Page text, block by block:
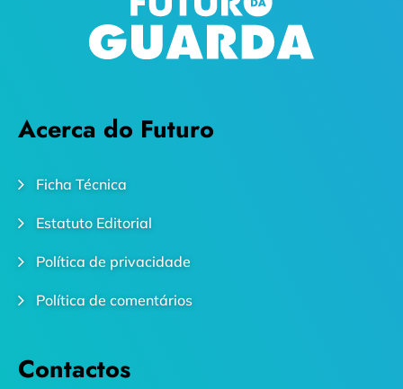
Acerca do Futuro
Ficha Técnica
Estatuto Editorial
Política de privacidade
Política de comentários
Contactos